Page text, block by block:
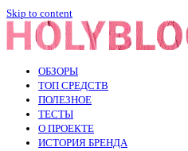
Skip to content
ОБЗОРЫ
ТОП СРЕДСТВ
ПОЛЕЗНОЕ
ТЕСТЫ
О ПРОЕКТЕ
ИСТОРИЯ БРЕНДА